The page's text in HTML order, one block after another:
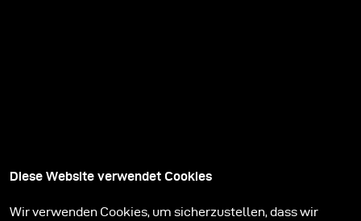
Diese Website verwendet Cookies
Wir verwenden Cookies, um sicherzustellen, dass wir